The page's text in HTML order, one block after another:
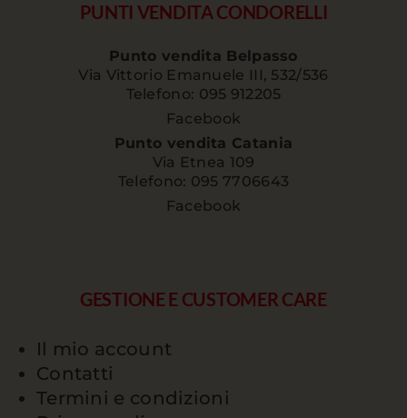
PUNTI VENDITA CONDORELLI
Punto vendita Belpasso
Via Vittorio Emanuele III, 532/536
Telefono: 095 912205
Facebook
Punto vendita Catania
Via Etnea 109
Telefono: 095 7706643
Facebook
GESTIONE E CUSTOMER CARE
Il mio account
Contatti
Termini e condizioni